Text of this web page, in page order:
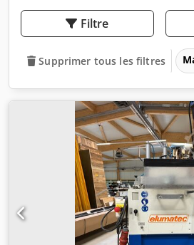
Filtre
Supprimer tous les filtres